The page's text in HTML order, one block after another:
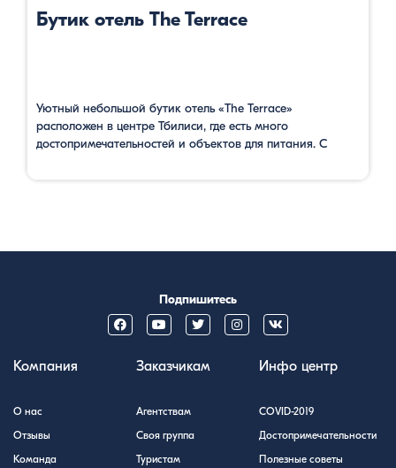
Бутик отель The Terrace
Уютный небольшой бутик отель «The Terrace»
расположен в центре Тбилиси, где есть много
достопримечательностей и объектов для питания. С
кабельными каналами, …
Подпишитесь
Компания
О нас
Отзывы
Команда
Заказчикам
Агентствам
Своя группа
Туристам
Инфо центр
COVID-2019
Достопримечательности
Полезные советы